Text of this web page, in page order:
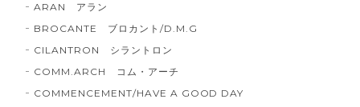
ARAN アラン
BROCANTE ブロカント/D.M.G
CILANTRON シラントロン
COMM.ARCH コム・アーチ
COMMENCEMENT/HAVE A GOOD DAY